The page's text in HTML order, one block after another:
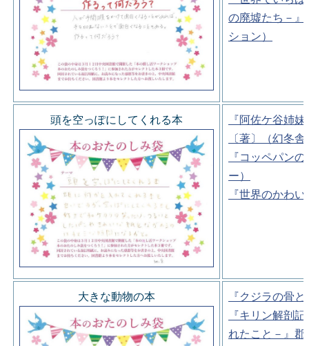
の廃墟たち－
ション）
頭を空っぽにしてくれる本
『阿佐ケ谷姉
〔著〕（幻冬舎
『コッペパン
ー）
『世界のかわ
大きな動物の本
『クジラの骨
『キリン解剖
れたこと－』